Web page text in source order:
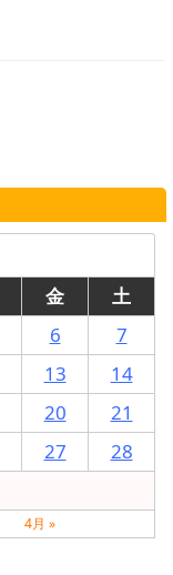
金
土
6
7
13
14
20
21
27
28
4月 »